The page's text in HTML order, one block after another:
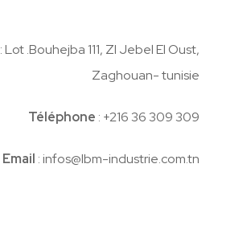
: Lot .Bouhejba 111, ZI Jebel El Oust,
Zaghouan- tunisie
Téléphone : +216 36 309 309
Email : infos@lbm-industrie.com.tn